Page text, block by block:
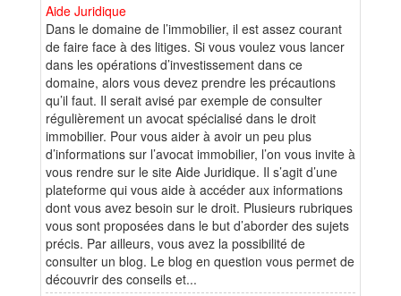
Aide Juridique
Dans le domaine de l’immobilier, il est assez courant
de faire face à des litiges. Si vous voulez vous lancer
dans les opérations d’investissement dans ce
domaine, alors vous devez prendre les précautions
qu’il faut. Il serait avisé par exemple de consulter
régulièrement un avocat spécialisé dans le droit
immobilier. Pour vous aider à avoir un peu plus
d’informations sur l’avocat immobilier, l’on vous invite à
vous rendre sur le site Aide Juridique. Il s’agit d’une
plateforme qui vous aide à accéder aux informations
dont vous avez besoin sur le droit. Plusieurs rubriques
vous sont proposées dans le but d’aborder des sujets
précis. Par ailleurs, vous avez la possibilité de
consulter un blog. Le blog en question vous permet de
découvrir des conseils et...